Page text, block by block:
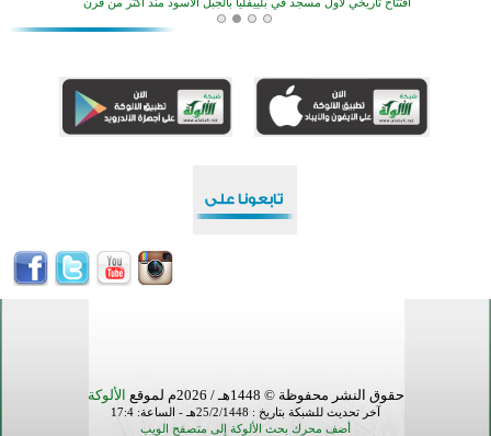
منطقة ريبوفسي تحتفل بميلاد مسجد جديد في أجواء إيمانية مميزة
القرآن والتربية في صدارة البرامج الصيفية للمسلمين في بينزا وساراتوف وموردوفيا هذا العام
حقوق النشر محفوظة © 1448هـ / 2026م لموقع الألوكة
آخر تحديث للشبكة بتاريخ : 25/2/1448هـ - الساعة: 17:4
أضف محرك بحث الألوكة إلى متصفح الويب